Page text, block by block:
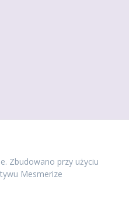
Zbudowano przy użyciu
Mesmerize